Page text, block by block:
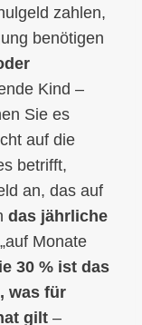
zahlen,
benötigen
Kind –
Sie es
auf die
betrifft,
an, das auf
das jährliche
Monate
30 % ist das
was für
gilt –